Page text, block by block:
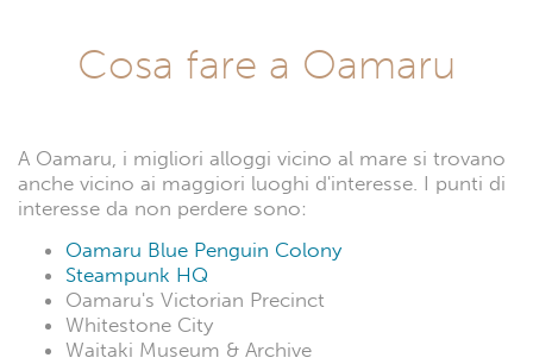
Cosa fare a Oamaru
A Oamaru, i migliori alloggi vicino al mare si trovano
anche vicino ai maggiori luoghi d'interesse. I punti di
interesse da non perdere sono:
Oamaru Blue Penguin Colony
Steampunk HQ
Oamaru's Victorian Precinct
Whitestone City
Waitaki Museum & Archive